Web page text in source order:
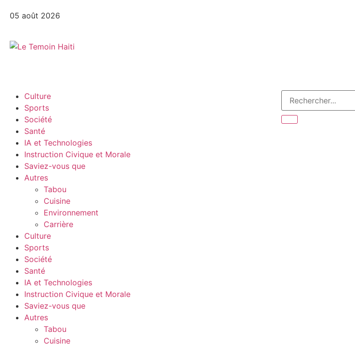
05 août 2026
Culture
Sports
Société
Santé
IA et Technologies
Instruction Civique et Morale
Saviez-vous que
Autres
Tabou
Cuisine
Environnement
Carrière
Culture
Sports
Société
Santé
IA et Technologies
Instruction Civique et Morale
Saviez-vous que
Autres
Tabou
Cuisine